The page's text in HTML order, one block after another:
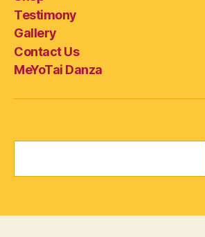
Testimony
Gallery
Contact Us
MeYoTai Danza